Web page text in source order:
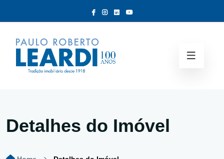
Detalhes do Imóvel